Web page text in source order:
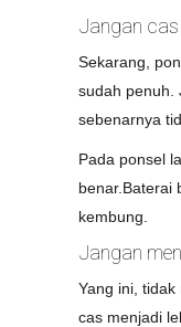
Jangan
Sekarang,
sudah penuh.
sebenarnya
Pada ponsel
benar.Baterai
kembung.
Jangan
Yang ini,
cas menjadi